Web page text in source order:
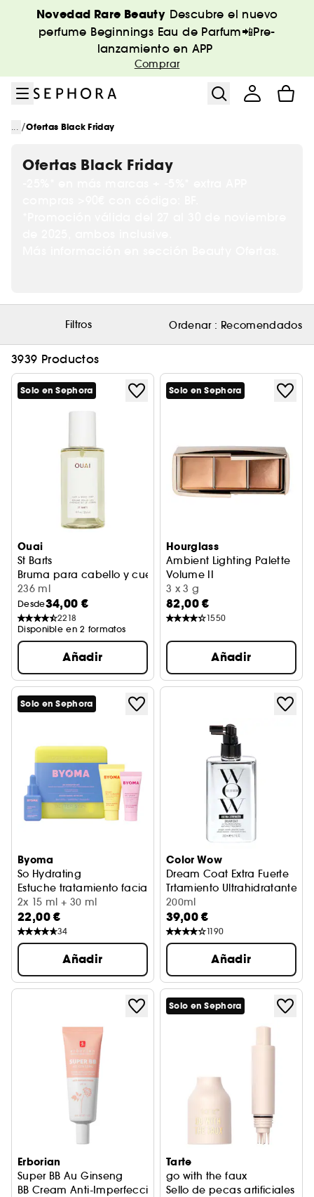
Novedad Rare Beauty Descubre el nuevo
perfume Beginnings Eau de Parfum📲Pre-
lanzamiento en APP
Comprar
... /Ofertas Black Friday
Ofertas Black Friday
Filtros Ordenar : Recomendados
3939 Productos
Solo en Sephora
Ouai
St Barts
Bruma para cabello y cuerpo
236 ml
Desde34,00 €
2218
Disponible en 2 formatos
Añadir
Solo en Sephora
Hourglass
Ambient Lighting Palette
Volume II
Paleta rostro
3 x 3 g
82,00 €
1550
Añadir
Solo en Sephora
Byoma
So Hydrating
Estuche tratamiento facial hidratante
2x 15 ml + 30 ml
22,00 €
34
Añadir
Color Wow
Dream Coat Extra Fuerte
Trtamiento Ultrahidratante
200ml
39,00 €
1190
Añadir
Erborian
Super BB Au Ginseng
BB Cream Anti-Imperfecciones
Solo en Sephora
Tarte
go with the faux
Sello de pecas artificiales